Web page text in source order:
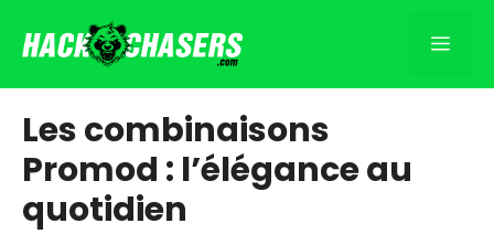
au
Les combinaisons
Promod : l’élégance au
quotidien